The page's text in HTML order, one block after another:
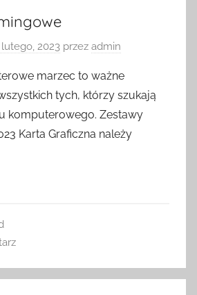
2023 przez admin
marzec to ważne
tych, którzy szukają
komputerowego. Zestawy
Karta Graficzna należy